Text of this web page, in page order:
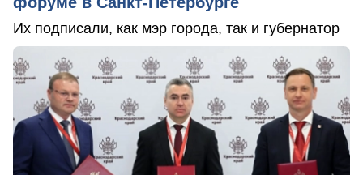
Их подписали, как мэр города, так и губернатор